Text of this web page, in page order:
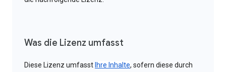
Was die Lizenz umfasst
Diese Lizenz umfasst Ihre Inhalte, sofern diese durch